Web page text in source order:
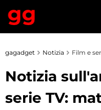
gagadget Notizia Film e
Notizia
serie TV: